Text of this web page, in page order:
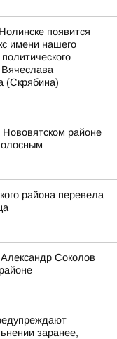
появится
имени нашего
(Скрябина)
районе
района перевела
Соколов
заранее,